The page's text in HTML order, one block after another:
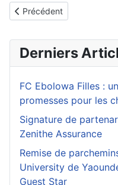
Article précédent :
Précédent
Derniers
FC Ebolowa Filles :
promesses pour les
Signature de
Zenithe Assurance
Remise de
University de
Guest Star